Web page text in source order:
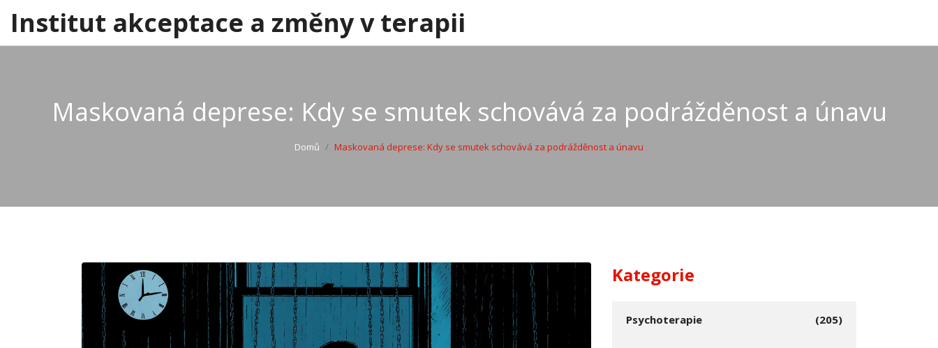
Institut akceptace a změny v terapii
Maskovaná deprese: Kdy se smutek schovává za podrážděnost a únavu
Domů Maskovaná deprese: Kdy se smutek schovává za podrážděnost a únavu
Kategorie
Psychoterapie (205)